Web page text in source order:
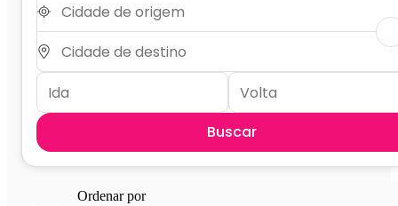
Buscar
Ordenar por